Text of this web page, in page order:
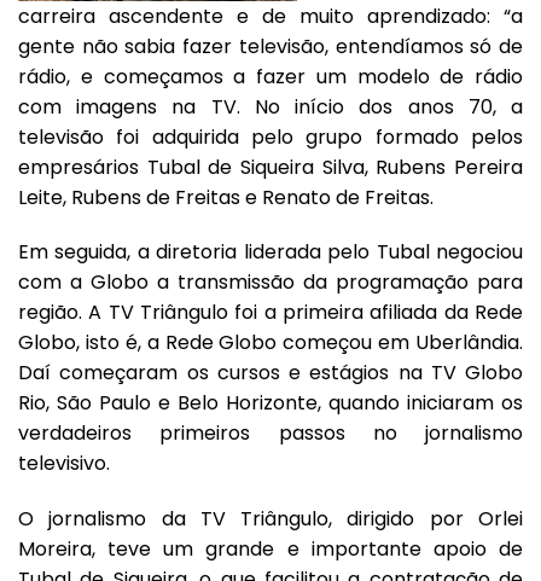
carreira ascendente e de muito aprendizado: “a
gente não sabia fazer televisão, entendíamos só de
rádio, e começamos a fazer um modelo de rádio
com imagens na TV. No início dos anos 70, a
televisão foi adquirida pelo grupo formado pelos
empresários Tubal de Siqueira Silva, Rubens Pereira
Leite, Rubens de Freitas e Renato de Freitas.
Em seguida, a diretoria liderada pelo Tubal negociou
com a Globo a transmissão da programação para
região. A TV Triângulo foi a primeira afiliada da Rede
Globo, isto é, a Rede Globo começou em Uberlândia.
Daí começaram os cursos e estágios na TV Globo
Rio, São Paulo e Belo Horizonte, quando iniciaram os
verdadeiros primeiros passos no jornalismo
televisivo.
O jornalismo da TV Triângulo, dirigido por Orlei
Moreira, teve um grande e importante apoio de